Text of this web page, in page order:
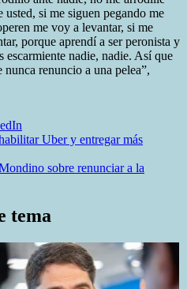
si me siguen pegando me
me voy a levantar, si me
porque aprendí a ser peronista y
escarmiente nadie, nadie. Así que
renuncio a una pelea”,
Uber y entregar más
sobre renunciar a la
tema